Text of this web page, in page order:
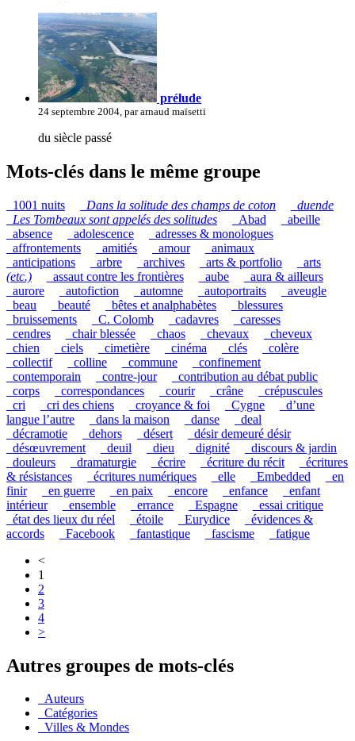
prélude
24 septembre 2004, par arnaud maïsetti
du siècle passé
Mots-clés dans le même groupe
_1001 nuits Dans la solitude des champs de coton
duende
Les Tombeaux sont appelés des solitudes _Abad
_abeille
_absence
_adolescence
_adresses & monologues
_affrontements
_amitiés _amour
_animaux
_anticipations
_arbre _archives _arts & portfolio
_arts
(etc.)
_assaut contre les frontières _aube
_aura & ailleurs
_aurore
_autofiction _automne _autoportraits
_aveugle
_beau
_beauté _bêtes et analphabètes
_blessures
_bruissements
_C. Colomb _cadavres
_caresses
_cendres
_chair blessée _chaos _chevaux
_cheveux
_chien
_ciels _cimetière _cinéma _clés
_colère
_collectif
_colline _commune
_confinement
_contemporain
_contre-jour
_contribution au débat public
_corps
_correspondances _courir _crâne
_crépuscules
_cri
_cri des chiens _croyance & foi _Cygne
_d’une
langue l’autre
_dans la maison _danse
_deal
_décramotie
_dehors _désert
_désir demeuré désir
_désœuvrement
_deuil _dieu _dignité
_discours & jardin
_douleurs
_dramaturgie _écrire _écriture du récit
_écritures
& résistances
_écritures numériques _elle _Embedded
_en
finir
_en guerre _en paix _encore _enfance
_enfant
intérieur
_ensemble _errance _Espagne
_essai critique
_état des lieux du réel
_étoile _Eurydice
_évidences &
accords
_Facebook _fantastique _fascisme
_fatigue
<
1
2
3
4
>
Autres groupes de mots-clés
_Auteurs
_Catégories
_Villes & Mondes